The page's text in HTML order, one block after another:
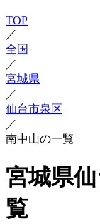
TOP
／
全国
／
宮城県
／
仙台市泉区
／
南中山の一覧
宮城県
覧